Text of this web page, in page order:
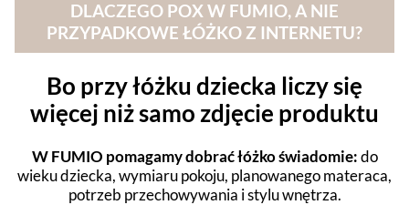
DLACZEGO POX W FUMIO, A NIE
PRZYPADKOWE ŁÓŻKO Z INTERNETU?
Bo przy łóżku dziecka liczy się
więcej niż samo zdjęcie produktu
W FUMIO pomagamy dobrać łóżko świadomie:do
wieku dziecka, wymiaru pokoju, planowanego materaca,
potrzeb przechowywania i stylu wnętrza.